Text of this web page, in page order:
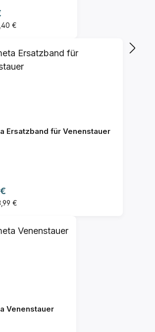
Preis:
€
Ersatzband für Venenstauer
Preis:
€
Venenstauer